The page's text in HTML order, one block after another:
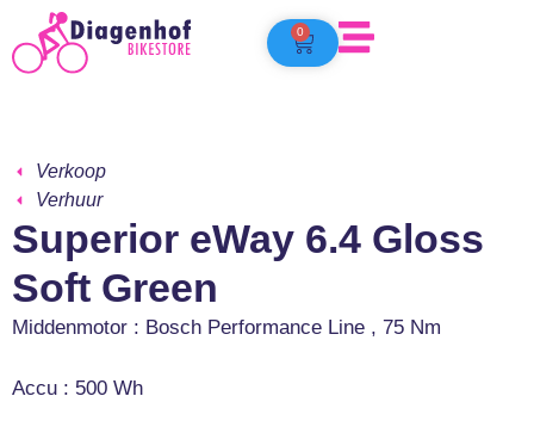
0
Verkoop
Verhuur
Superior eWay 6.4 Gloss
Soft Green
Middenmotor : Bosch Performance Line , 75 Nm
Accu : 500 Wh